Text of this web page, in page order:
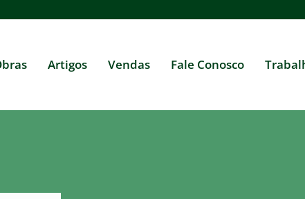
Artigos Vendas Fale Conosco